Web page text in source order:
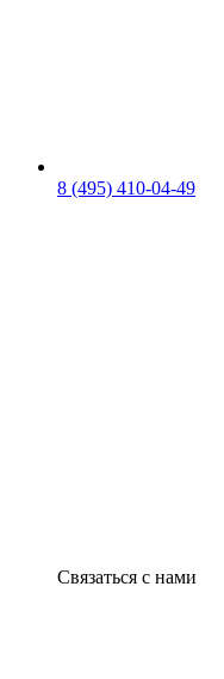
8 (495) 410-04-49
Связаться с нами